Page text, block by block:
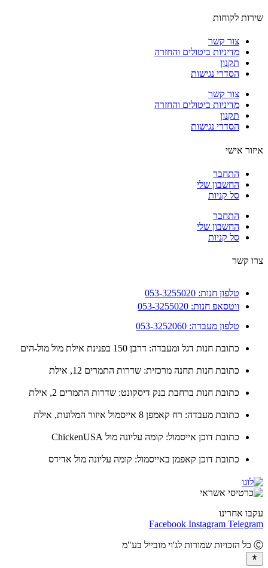
לקוחות
צור קשר
מדיניות ביטולים והחזרה
תקנון
הסדרי נגישות
צור קשר
מדיניות ביטולים והחזרה
תקנון
הסדרי נגישות
אישי
התחבר
החשבון שלי
סל קניות
התחבר
החשבון שלי
סל קניות
קשר
טלפון חנות: 053-3255020
ווטסאפ חנות: 053-3255020
טלפון מעבדה: 053-3252060
כתובת חנות דגל ומעבדה: דרבן 150 בפנינת אילת מול מול-הים
כתובת חנות תחנה מרכזית: שדרות התמרים 12, אילת
כתובת חנות ברחבת בנק דיסקונט: שדרות התמרים 2, אילת
כתובת מעבדה: רח קאמפן 8 אייסמול איזור המלונות, אילת
כתובת דוכן אייסמול: קומה עליונה מול ChickenUSA
כתובת דוכן קאפמן באייסמול: קומה עליונה מול אדידס
אחרינו
Facebook Instagram